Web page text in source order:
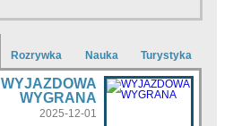
Rozrywka Nauka Turystyka
WYJAZDOWA
WYGRANA
2025-12-01